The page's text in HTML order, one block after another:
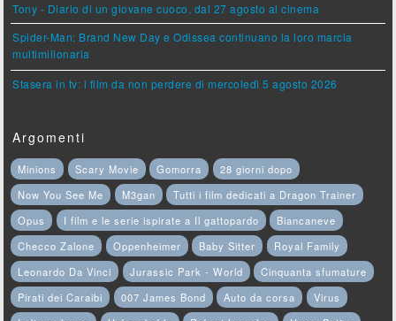
Tony - Diario di un giovane cuoco, dal 27 agosto al cinema
Spider-Man: Brand New Day e Odissea continuano la loro marcia
multimilionaria
Stasera in tv: i film da non perdere di mercoledì 5 agosto 2026
Argomenti
Minions Scary Movie Gomorra
28 giorni dopo
Now You See Me
M3gan
Tutti i film dedicati a Dragon Trainer
Opus
I film e le serie ispirate a Il gattopardo
Biancaneve
Checco Zalone
Oppenheimer Baby Sitter
Royal Family
Leonardo Da Vinci
Jurassic Park - World
Cinquanta sfumature
Pirati dei Caraibi
007 James Bond Auto da corsa
Virus